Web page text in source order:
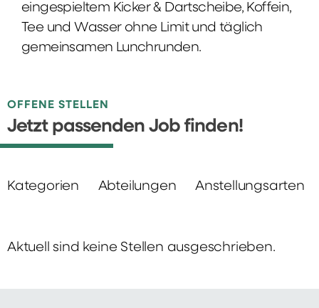
eingespieltem Kicker & Dartscheibe, Koffein,
Tee und Wasser ohne Limit und täglich
gemeinsamen Lunchrunden.
OFFENE STELLEN
Jetzt passenden Job finden!
Kategorien Abteilungen Anstellungsarten
Aktuell sind keine Stellen ausgeschrieben.